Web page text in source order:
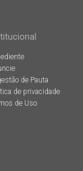
de Pauta
de privacidade
de Uso